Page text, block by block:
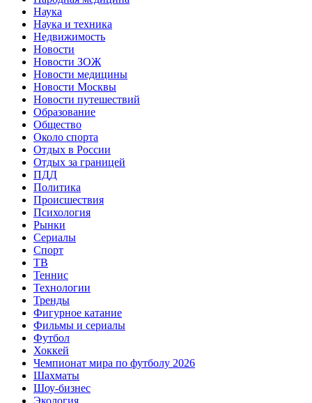
Наука
Наука и техника
Недвижимость
Новости
Новости ЗОЖ
Новости медицины
Новости Москвы
Новости путешествий
Образование
Общество
Около спорта
Отдых в России
Отдых за границей
ПДД
Политика
Происшествия
Психология
Рынки
Сериалы
Спорт
ТВ
Теннис
Технологии
Тренды
Фигурное катание
Фильмы и сериалы
Футбол
Хоккей
Чемпионат мира по футболу 2026
Шахматы
Шоу-бизнес
Экология